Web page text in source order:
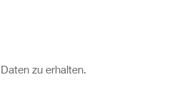
zu erhalten.